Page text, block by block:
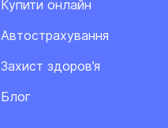
Купити онлайн
Автострахування
Захист здоров’я
Блог